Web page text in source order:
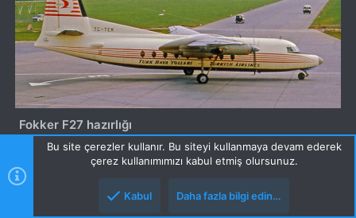
Fokker F27 hazırlığı
Kutlamalar
Bu site çerezler kullanır. Bu siteyi kullanmaya devam ederek
çerez kullanımımızı kabul etmiş olursunuz.
Kabul Daha fazla bilgi edin…